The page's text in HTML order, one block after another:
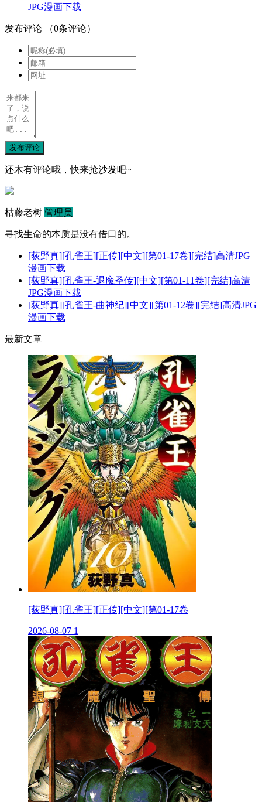
JPG漫画下载
发布评论 （0条评论）
发布评论
还木有评论哦，快来抢沙发吧~
枯藤老树 管理员
寻找生命的本质是没有借口的。
[荻野真][孔雀王][正传][中文][第01-17卷][完结]高清JPG
漫画下载
[荻野真][孔雀王-退魔圣传][中文][第01-11卷][完结]高清
JPG漫画下载
[荻野真][孔雀王-曲神纪][中文][第01-12卷][完结]高清JPG
漫画下载
最新文章
[荻野真][孔雀王][正传][中文][第01-17卷
2026-08-07 1